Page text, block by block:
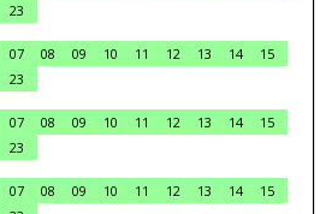
23
07 08 09 10 11 12 13 14
15
23
07 08 09 10 11 12 13 14
15
23
07 08 09 10 11 12 13 14
15